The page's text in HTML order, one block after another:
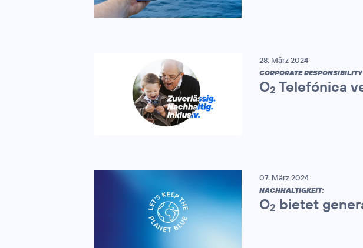
28. März 2024
CORPORATE
O2 Telefónica
07. März 2024
NACHHALTIGKEIT:
O2 bietet